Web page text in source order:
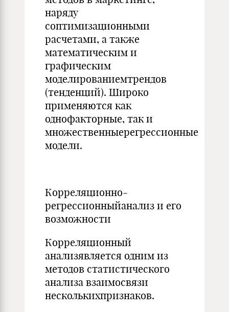
наряду
соптимизационными
расчетами, а также
математическим и
графическим
моделированиемтрендов
(тенденций). Широко
применяются как
однофакторные, так и
множественныерегрессионные
модели.
Корреляционно-
регрессионныйанализ и его
возможности
Корреляционный
анализявляется одним из
методов статистического
анализа взаимосвязи
несколькихпризнаков.